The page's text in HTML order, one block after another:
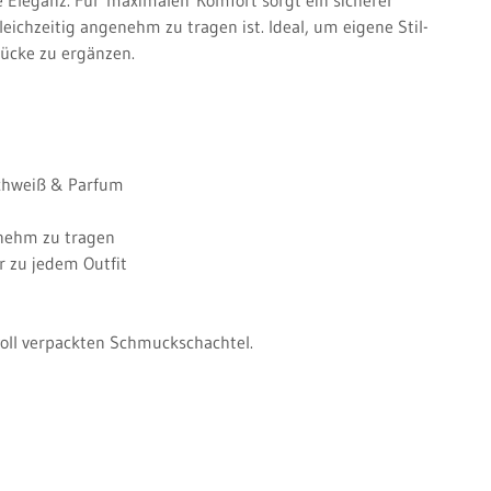
angenehm zu tragen ist. Ideal, um eigene Stil-
zu ergänzen.
& Parfum
zu tragen
zu jedem Outfit
verpackten Schmuckschachtel.